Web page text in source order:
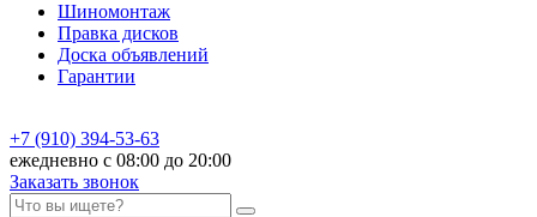
Шиномонтаж
Правка дисков
Доска объявлений
Гарантии
+7 (910) 394-53-63
ежедневно с 08:00 до 20:00
Заказать звонок